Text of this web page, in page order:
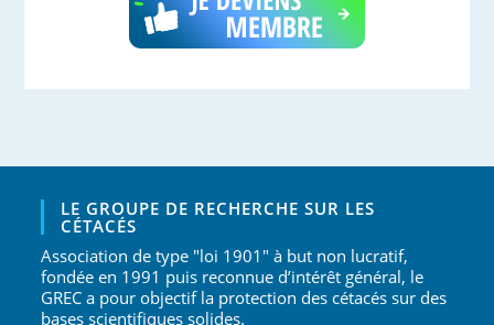
LE GROUPE DE RECHERCHE SUR LES
CÉTACÉS
Association de type "loi 1901" à but non lucratif,
fondée en 1991 puis reconnue d’intérêt général, le
GREC a pour objectif la protection des cétacés sur des
bases scientifiques solides.